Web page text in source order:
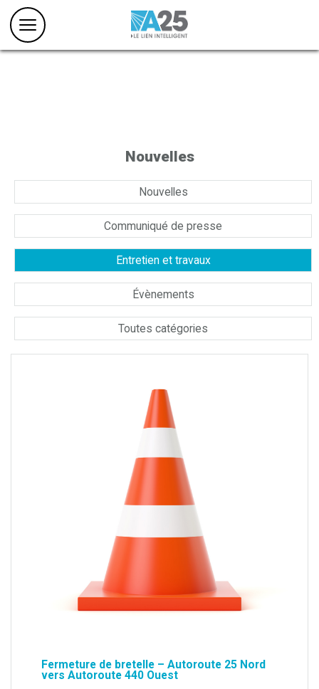
Nouvelles
Nouvelles
Communiqué de presse
Entretien et travaux
Évènements
Toutes catégories
Fermeture de bretelle – Autoroute 25 Nord
vers Autoroute 440 Ouest